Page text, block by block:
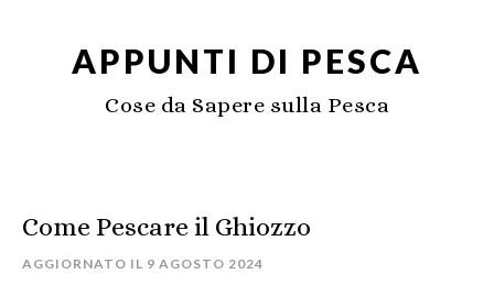
APPUNTI DI PESCA
Cose da Sapere sulla Pesca
Come Pescare il Ghiozzo
AGGIORNATO IL 9 AGOSTO 2024